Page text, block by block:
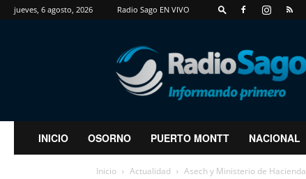
jueves, 6 agosto, 2026 Radio Sago EN VIVO
RadioSago
INICIO OSORNO PUERTO MONTT NACIONAL
Inicio Actualidad Asech y Ministerio de